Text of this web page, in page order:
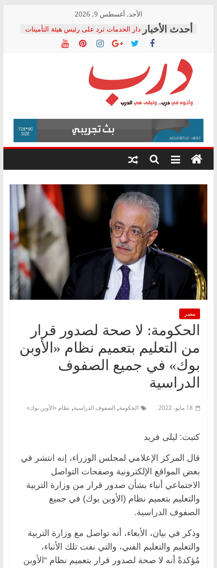
content
الأحد, أغسطس 9, 2026
دار الخدمات ترد على رئيس هيئة التأمينات
بعد مؤتمره الصحفي: إنكار الأزمة لا ينهي
معاناة أصحاب المعاشات.. ونطالب بكشف
فرحات سليمان يكتب: القطاع الصحي إلى
أين؟
حزب التحالف الشعبي يطلق لجنة “الحق
في الصحة” بالإسكندرية لرصد الانتهاكات
ودعم المرضى
الوزاري لمدينة الصحفيين.. وانتهاء أعمال
إنشاء المبنى الإداري
المجلس القومي لحقوق الإنسان يعلن
متابعة قضية الدكتور محمد زهران.. ويؤكد:
قرينة البراءة وضمانات المحاكمة العادلة
درب
وأتوه
درب..
وتبقى
هي
مصر
الحكومة: لا صحة لصدور قرار
من التعليم بتعميم نظام «الأوبن
بوك» في جميع الصفوف
الدراسية
18 مايو، 2022 الحكومة, الصفوف الدراسية, نظام «الأوبن بوك»
كتبت: ليلى فريد
قال المركز الإعلامي لمجلس الوزراء، إنه انتشر في
بعض المواقع الإلكترونية وصفحات التواصل
الاجتماعي أنباء بشأن صدور قرار من وزارة التربية
والتعليم بتعميم نظام (الأوبن بوك) في جميع
الصفوف الدراسية.
وذكر في بيان، الأبعاء، أنه تواصل مع وزارة التربية
والتعليم والتعليم الفني، والتي نفت تلك الأنباء،
مُؤكدةً أنه لا صحة لصدور قرار بتعميم نظام “الأوبن